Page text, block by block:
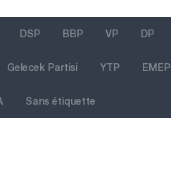
DSP BBP VP DP
Gelecek Partisi YTP EMEP
Sans étiquette